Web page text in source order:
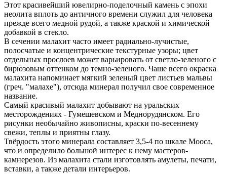
Этот красивейший ювелирно-поделочный камень с эпохи
неолита вплоть до античного времени служил для человека
прежде всего медной рудой, а также краской и химической
добавкой в стекло.
В сечении малахит часто имеет радиально-лучистые,
полосчатые и концентрические текстурные узоры; цвет
отдельных прослоев может варьировать от светло-зеленого с
бирюзовым оттенком до темно-зеленого. Чаше всего окраска
малахита напоминает мягкий зеленый цвет листьев мальвы
(греч. "малахе"), отсюда минерал получил свое современное
название.
Самый красивый малахит добывают на уральских
месторождениях - Гумешевском и Меднорудянском. Его
рисунки необычайно живописны, краски по-весеннему
свежи, теплы и приятны глазу.
Твёрдость этого минерала составляет 3,5-4 по шкале Мооса,
что и определило большой интерес к нему мастеров-
камнерезов. Из малахита стали изготовлять амулеты, печати,
вставки, а также детали интерьеров.